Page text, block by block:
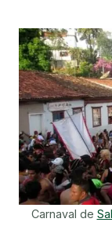
Carnaval de